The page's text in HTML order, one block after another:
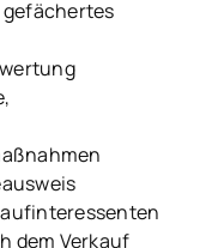
dem Verkauf